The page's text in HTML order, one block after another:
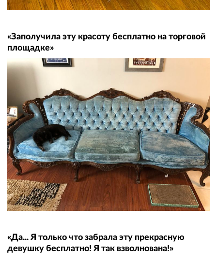
«Заполучила эту красоту бесплатно на торговой
площадке»
«Да... Я только что забрала эту прекрасную
девушку бесплатно! Я так взволнована!»